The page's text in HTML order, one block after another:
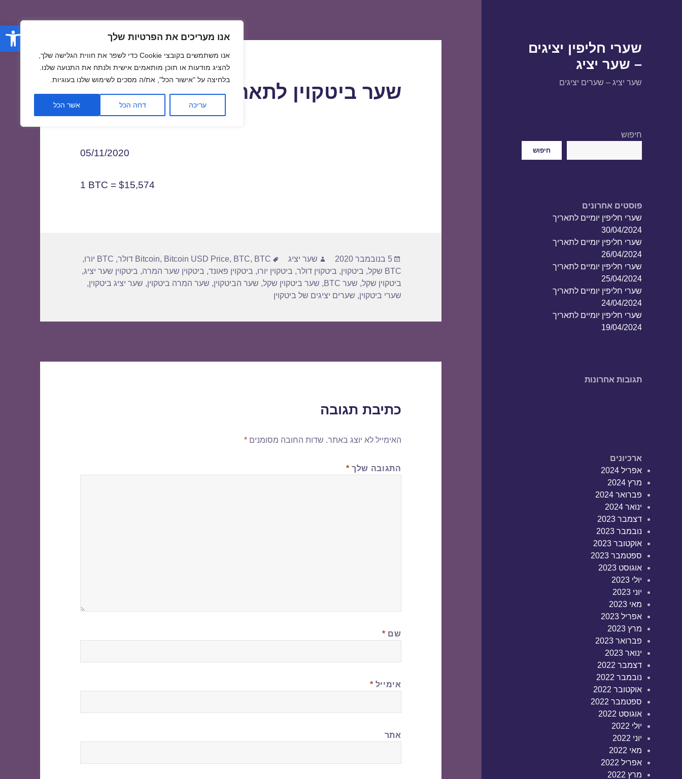
פתח אנו מעריכים את הפרטיות שלך
אנו משתמשים בקובצי Cookie כדי לשפר את חווית הגלישה שלך,
להציג מודעות או תוכן מותאמים אישית ולנתח את התנועה שלנו.
בלחיצה על "אישור הכל", את/ה מסכים לשימוש שלנו בעוגיות.
עריכה דחה הכל אשר הכל
שערי חליפין יציגים
– שער יציג
שער יציג – שערים יציגים
חיפוש
חיפוש
פוסטים אחרונים
שערי חליפין יומיים לתאריך
30/04/2024
שערי חליפין יומיים לתאריך
26/04/2024
שערי חליפין יומיים לתאריך
25/04/2024
שערי חליפין יומיים לתאריך
24/04/2024
שערי חליפין יומיים לתאריך
19/04/2024
תגובות אחרונות
ארכיונים
אפריל 2024
מרץ 2024
פברואר 2024
ינואר 2024
דצמבר 2023
נובמבר 2023
אוקטובר 2023
ספטמבר 2023
אוגוסט 2023
יולי 2023
יוני 2023
מאי 2023
אפריל 2023
מרץ 2023
פברואר 2023
ינואר 2023
דצמבר 2022
נובמבר 2022
אוקטובר 2022
ספטמבר 2022
אוגוסט 2022
יולי 2022
יוני 2022
מאי 2022
אפריל 2022
מרץ 2022
שער ביטקוין לתאריך 05/11/2020
05/11/2020
1 BTC = $15,574
פורסם
בתאריך
5 בנובמבר 2020 מחבר
שער יציג תגיות Bitcoin, Bitcoin USD Price, BTC, BTC דולר , BTC יורו
,
BTC שקל
, ביטקוין, ביטקוין דולר, ביטקוין יורו, ביטקוין פאונד, ביטקוין שער המרה, ביטקוין שער יציג,
ביטקוין שקל, שער BTC , שער ביטקוין שקל, שער הביטקוין, שער המרה ביטקוין, שער יציג ביטקוין,
שערי ביטקוין, שערים יציגים של ביטקוין
כתיבת תגובה
האימייל לא יוצג באתר. שדות החובה מסומנים*
התגובה שלך *
שם *
אימייל *
אתר